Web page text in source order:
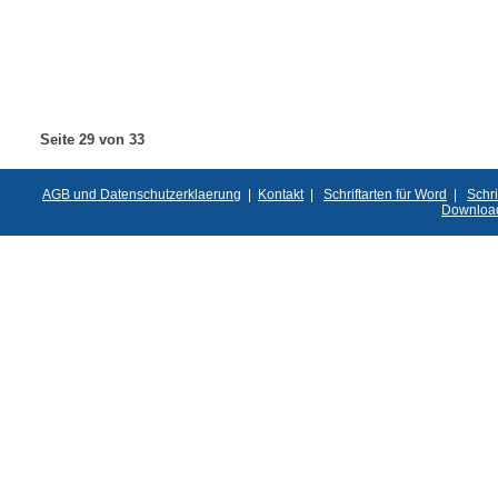
Seite 29 von 33
AGB und Datenschutzerklaerung | Kontakt| Schriftarten für Word |